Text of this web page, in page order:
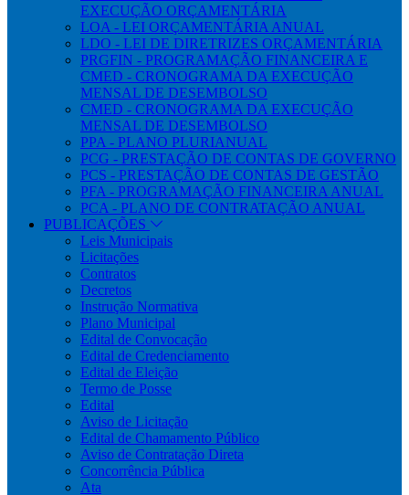
EXECUÇÃO ORÇAMENTÁRIA
LOA - LEI ORÇAMENTÁRIA ANUAL
LDO - LEI DE DIRETRIZES ORÇAMENTÁRIA
PRGFIN - PROGRAMAÇÃO FINANCEIRA E
CMED - CRONOGRAMA DA EXECUÇÃO
MENSAL DE DESEMBOLSO
CMED - CRONOGRAMA DA EXECUÇÃO
MENSAL DE DESEMBOLSO
PPA - PLANO PLURIANUAL
PCG - PRESTAÇÃO DE CONTAS DE GOVERNO
PCS - PRESTAÇÃO DE CONTAS DE GESTÃO
PFA - PROGRAMAÇÃO FINANCEIRA ANUAL
PCA - PLANO DE CONTRATAÇÃO ANUAL
PUBLICAÇÕES
Leis Municipais
Licitações
Contratos
Decretos
Instrução Normativa
Plano Municipal
Edital de Convocação
Edital de Credenciamento
Edital de Eleição
Termo de Posse
Edital
Aviso de Licitação
Edital de Chamamento Público
Aviso de Contratação Direta
Concorrência Pública
Ata